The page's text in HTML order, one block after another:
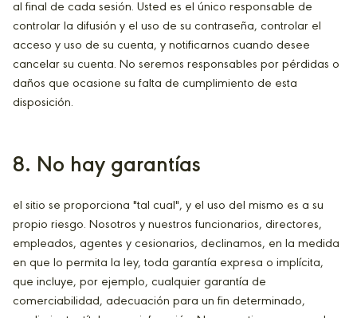
al final de cada sesión. Usted es el único responsable de
controlar la difusión y el uso de su contraseña, controlar el
acceso y uso de su cuenta, y notificarnos cuando desee
cancelar su cuenta. No seremos responsables por pérdidas o
daños que ocasione su falta de cumplimiento de esta
disposición.
8. No hay garantías
el sitio se proporciona "tal cual", y el uso del mismo es a su
propio riesgo. Nosotros y nuestros funcionarios, directores,
empleados, agentes y cesionarios, declinamos, en la medida
en que lo permita la ley, toda garantía expresa o implícita,
que incluye, por ejemplo, cualquier garantía de
comerciabilidad, adecuación para un fin determinado,